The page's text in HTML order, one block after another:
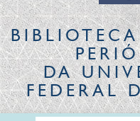
DA
FEDERAL